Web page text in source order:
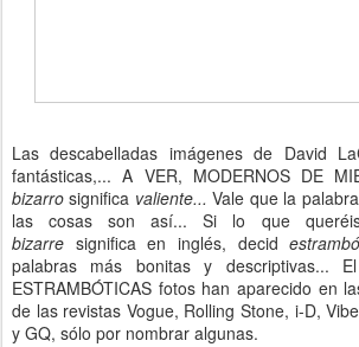
Las descabelladas imágenes de David
fantásticas,... A VER, MODERNOS DE
bizarro significa valiente...Vale que la
las cosas son así... Si lo que
bizarre significa en inglés, decid
palabras más bonitas y descriptivas...
ESTRAMBÓTICAS fotos han aparecido en
de las revistas Vogue, Rolling Stone, i-D,
y GQ, sólo por nombrar algunas.